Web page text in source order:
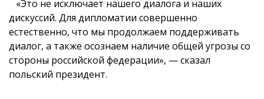
«Это не исключает нашего диалога и наших
дискуссий. Для дипломатии совершенно
естественно, что мы продолжаем поддерживать
диалог, а также осознаем наличие общей угрозы со
стороны российской федерации», — сказал
польский президент.